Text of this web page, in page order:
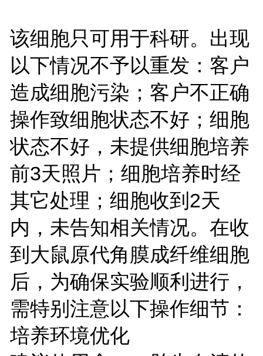
该细胞只可用于科研。出现
以下情况不予以重发：客户
造成细胞污染；客户不正确
操作致细胞状态不好；细胞
状态不好，未提供细胞培养
前3天照片；细胞培养时经
其它处理；细胞收到2天
内，未告知相关情况。在收
到大鼠原代角膜成纤维细胞
后，为确保实验顺利进行，
需特别注意以下操作细节：
培养环境优化